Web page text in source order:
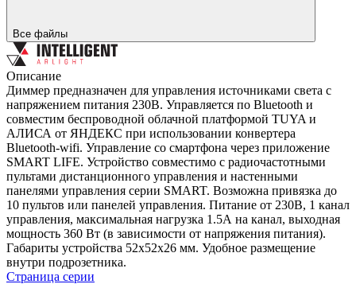
Все файлы
Описание
Диммер предназначен для управления источниками света с
напряжением питания 230В. Управляется по Bluetooth и
совместим беспроводной облачной платформой TUYA и
АЛИСА от ЯНДЕКС при использовании конвертера
Bluetooth-wifi. Управление со смартфона через приложение
SMART LIFE. Устройство совместимо с радиочастотными
пультами дистанционного управления и настенными
панелями управления серии SMART. Возможна привязка до
10 пультов или панелей управления. Питание от 230В, 1 канал
управления, максимальная нагрузка 1.5А на канал, выходная
мощность 360 Вт (в зависимости от напряжения питания).
Габариты устройства 52x52x26 мм. Удобное размещение
внутри подрозетника.
Страница серии